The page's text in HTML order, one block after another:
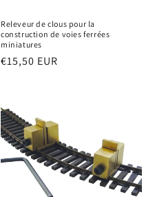
Releveur de clous pour la
construction de voies ferrées
miniatures
Prix
€15,50 EUR